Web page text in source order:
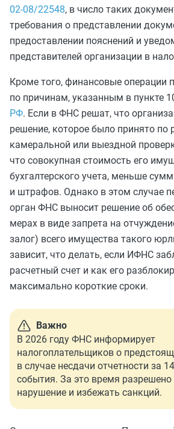
02-08/22548, в число таких
требования о представлении
предоставлении пояснений и
представителей организации в
Кроме того, финансовые операции
по причинам, указанным в пункте
РФ. Если в ФНС решат, что
решение, которое было принято по
камеральной или выездной
что совокупная стоимость его
бухгалтерского учета, меньше
и штрафов. Однако в этом случае
орган ФНС выносит решение об
мерах в виде запрета на
залог) всего имущества такого
зависит, что делать, если ИФНС
расчетный счет и как его
максимально короткие сроки.
Важно
В 2026 году ФНС информирует
налогоплательщиков о
в случае несдачи отчетности за
события. За это время разрешено
нарушение и избежать санкций.